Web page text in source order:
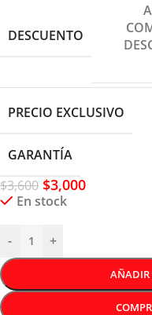
DESCUENTO
PRECIO EXCLUSIVO
GARANTÍA
$3,600 $3,000
En stock
- +
AÑADIR